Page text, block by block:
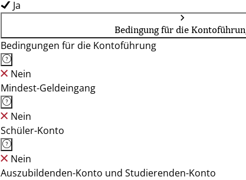
Ja
Bedingung für die
Bedingungen für die Kontoführung
Nein
Mindest-Geldeingang
Nein
Schüler-Konto
Nein
Auszubildenden-Konto und Studierenden-Konto